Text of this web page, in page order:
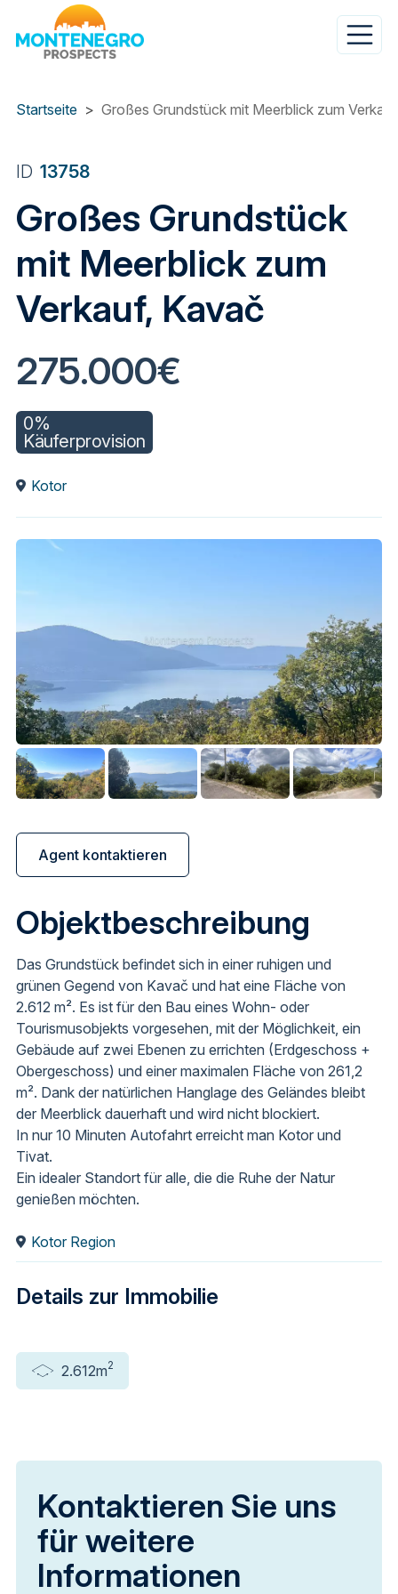
zum
Startseite Großes Grundstück mit Meerblick zum
ID 13758
Großes Grundstück
mit Meerblick zum
Verkauf, Kavač
275.000€
0%
Käuferprovision
Kotor
Agent kontaktieren
Objektbeschreibung
Das Grundstück befindet sich in einer ruhigen und
grünen Gegend von Kavač und hat eine Fläche von
2.612 m². Es ist für den Bau eines Wohn- oder
Tourismusobjekts vorgesehen, mit der Möglichkeit, ein
Gebäude auf zwei Ebenen zu errichten (Erdgeschoss +
Obergeschoss) und einer maximalen Fläche von 261,2
m². Dank der natürlichen Hanglage des Geländes bleibt
der Meerblick dauerhaft und wird nicht blockiert.
In nur 10 Minuten Autofahrt erreicht man Kotor und
Tivat.
Ein idealer Standort für alle, die die Ruhe der Natur
genießen möchten.
Kotor Region
Details zur Immobilie
2.612m2
Kontaktieren Sie uns
für weitere
Informationen